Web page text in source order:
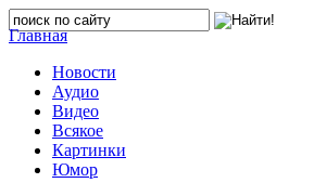
Главная
Новости
Аудио
Видео
Всякое
Картинки
Юмор